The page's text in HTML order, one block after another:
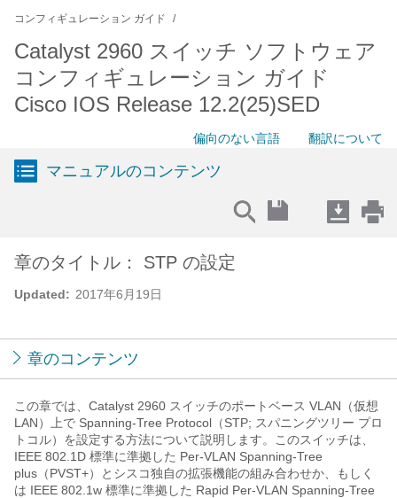
コンフィギュレーション ガイド
Catalyst 2960 スイッチ ソフトウェア
コンフィギュレーション ガイド
Cisco IOS Release 12.2(25)SED
偏向のない言語 翻訳について
マニュアルのコンテンツ
Updated: 2017年6月19日
章のタイトル： STP の設定
章のコンテンツ
この章では、Catalyst 2960 スイッチのポートベース VLAN（仮想
LAN）上で Spanning-Tree Protocol（STP; スパニングツリー プロ
トコル）を設定する方法について説明します。このスイッチは、
IEEE 802.1D 標準に準拠した Per-VLAN Spanning-Tree
plus（PVST+）とシスコ独自の拡張機能の組み合わせか、もしく
は IEEE 802.1w 標準に準拠した Rapid Per-VLAN Spanning-Tree